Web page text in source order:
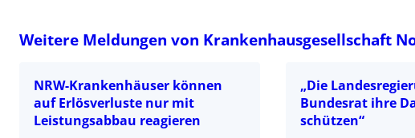
Weitere Meldungen von Krankenhausgesellschaft
NRW-Krankenhäuser können
auf Erlösverluste nur mit
Leistungsabbau reagieren
„Die
Bundesrat ihre
schützen“